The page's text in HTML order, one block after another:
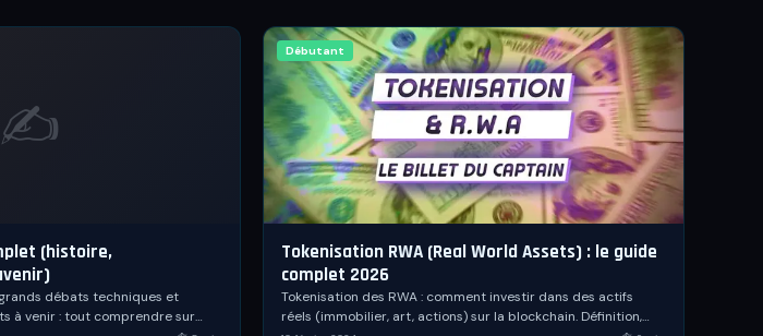
✍️
(histoire,
débats techniques et
à venir : tout comprendre sur
Débutant
Tokenisation RWA (Real World Assets) : le guide
complet 2026
Tokenisation des RWA : comment investir dans des actifs
réels (immobilier, art, actions) sur la blockchain. Définition,